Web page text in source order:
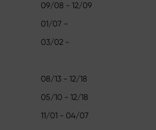
09/08 - 12/09
01/07 -
03/02 -
08/13 - 12/18
05/10 - 12/18
11/01 - 04/07